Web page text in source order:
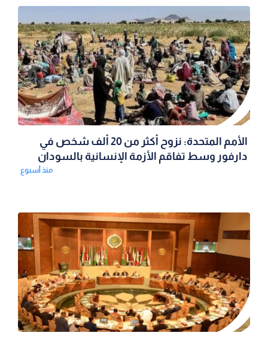
الأمم المتحدة: نزوح أكثر من 20 ألف شخص في
دارفور وسط تفاقم الأزمة الإنسانية بالسودان
منذ أسبوع